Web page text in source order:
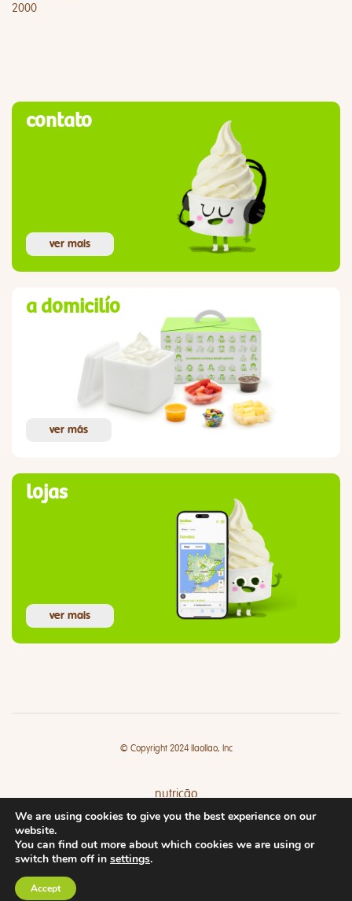
2000
contato
ver mais
a domicilío
ver más
lojas
ver mais
© Copyright 2024 llaollao, Inc
nutrição
lojas
We are using cookies to give you the best experience on our
website.
You can find out more about which cookies we are using or
switch them off in settings.
Accept